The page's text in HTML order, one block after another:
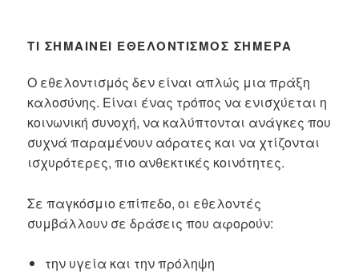
ΤΙ ΣΗΜΑΊΝΕΙ ΕΘΕΛΟΝΤΙΣΜΌΣ ΣΉΜΕΡΑ
Ο εθελοντισμός δεν είναι απλώς μια πράξη
καλοσύνης. Είναι ένας τρόπος να ενισχύεται η
κοινωνική συνοχή, να καλύπτονται ανάγκες που
συχνά παραμένουν αόρατες και να χτίζονται
ισχυρότερες, πιο ανθεκτικές κοινότητες.
Σε παγκόσμιο επίπεδο, οι εθελοντές
συμβάλλουν σε δράσεις που αφορούν:
την υγεία και την πρόληψη